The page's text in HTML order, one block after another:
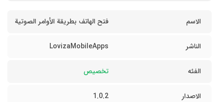
الاسم فتح الهاتف بطريقة الأوامر الصوتية
الناشر LovizaMobileApps
الفئه تخصيص
الاصدار 1.0.2